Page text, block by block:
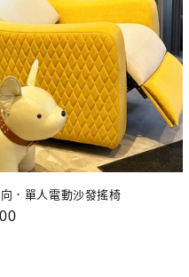
向．單人電動沙發搖椅